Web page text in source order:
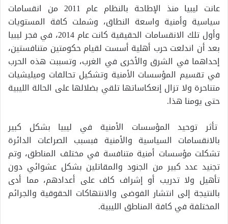
عانت ليبيا منذ الإطاحة بالنظام عام 2011 من انقسامات
سياسية وأمنية واسعة النطاق، وشملت كافة المستويات
وأول تلك الانقسامات الحقيقية كانت عام 2014، في فجر ليبيا
بعد أن اندلعت حرب أهلية أسست لقيام حكومتين متنافستين،
إحداهما في الشرق والأخرى في الغرب، وتسببت هذه الحرب
في تقسيم المؤسسات الأمنية وتشكيل تحالفات وميليشيات
متناحرة ولا تزال إنعكاساتها تلقي بضلالها على الحالة الليبية
حتى يومنا هذا.
تأثر توحيد المؤسسات الأمنية في ليبيا بشكل كبير
بالانقسامات السياسية والأمنية فبسبب الصراعات الدائرة
تشكلت مؤسسات أمنية متنافسة في مختلف المناطق، وتم
تجنيد عدد كبير من الجنود والمقاتلين بشكل عشوائي دون
تأهيل ولا تدريب أو إشراف كاف على أعدادهم، مما أدى
بالنتيجة إلى انتشار الفوضى والانتهاكات الحقوقية والجرائم
المختلفة في كافة المناطق الليبية.